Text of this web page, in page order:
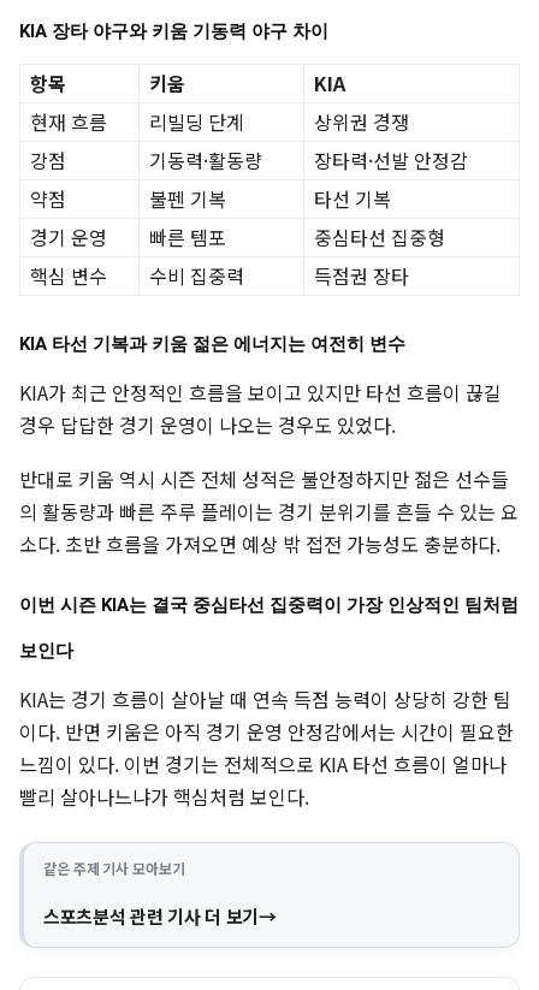
KIA 장타 야구와 키움 기동력 야구 차이
항목 키움
KIA
현재 흐름
리빌딩 단계
상위권 경쟁
강점
기동력·활동량
장타력·선발 안정감
약점
불펜 기복
타선 기복
경기 운영
빠른 템포
중심타선 집중형
핵심 변수
수비 집중력 득점권 장타
KIA 타선 기복과 키움 젊은 에너지는 여전히 변수
KIA가 최근 안정적인 흐름을 보이고 있지만 타선 흐름이 끊길
경우 답답한 경기 운영이 나오는 경우도 있었다.
반대로 키움 역시 시즌 전체 성적은 불안정하지만 젊은 선수들
의 활동량과 빠른 주루 플레이는 경기 분위기를 흔들 수 있는 요
소다. 초반 흐름을 가져오면 예상 밖 접전 가능성도 충분하다.
이번 시즌 KIA는 결국 중심타선 집중력이 가장 인상적인 팀처럼
보인다
KIA는 경기 흐름이 살아날 때 연속 득점 능력이 상당히 강한 팀
이다. 반면 키움은 아직 경기 운영 안정감에서는 시간이 필요한
느낌이 있다. 이번 경기는 전체적으로 KIA 타선 흐름이 얼마나
빨리 살아나느냐가 핵심처럼 보인다.
같은 주제 기사 모아보기
스포츠분석 관련 기사 더 보기